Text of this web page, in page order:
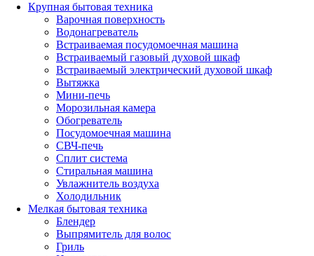
Крупная бытовая техника
Варочная поверхность
Водонагреватель
Встраиваемая посудомоечная машина
Встраиваемый газовый духовой шкаф
Встраиваемый электрический духовой шкаф
Вытяжка
Мини-печь
Морозильная камера
Обогреватель
Посудомоечная машина
СВЧ-печь
Сплит система
Стиральная машина
Увлажнитель воздуха
Холодильник
Мелкая бытовая техника
Блендер
Выпрямитель для волос
Гриль